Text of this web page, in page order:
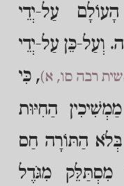
עַל-יְדֵי
וְעַל-כֵּן עַל-יְדֵי
רבה סו, א), כִּי
הַחִיּוּת
הַתּוֹרָה חַס
מִסְתַּלֵּק מִגֹּדֶל